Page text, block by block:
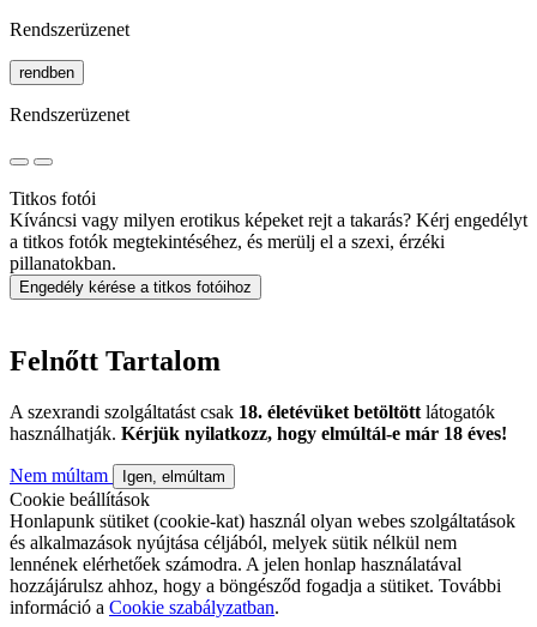
Rendszerüzenet
rendben
Rendszerüzenet
Titkos fotói
Kíváncsi vagy milyen erotikus képeket rejt a takarás? Kérj engedélyt
a titkos fotók megtekintéséhez, és merülj el a szexi, érzéki
pillanatokban.
Engedély kérése a titkos fotóihoz
Felnőtt Tartalom
A szexrandi szolgáltatást csak 18. életévüket betöltött látogatók
használhatják. Kérjük nyilatkozz, hogy elmúltál-e már 18 éves!
Nem múltam Igen, elmúltam
Cookie beállítások
Honlapunk sütiket (cookie-kat) használ olyan webes szolgáltatások
és alkalmazások nyújtása céljából, melyek sütik nélkül nem
lennének elérhetőek számodra. A jelen honlap használatával
hozzájárulsz ahhoz, hogy a böngésződ fogadja a sütiket. További
információ a Cookie szabályzatban.